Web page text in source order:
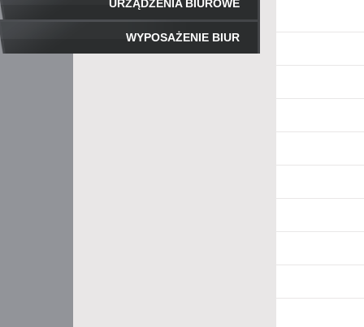
URZĄDZENIA BIUROWE
WYPOSAŻENIE BIUR